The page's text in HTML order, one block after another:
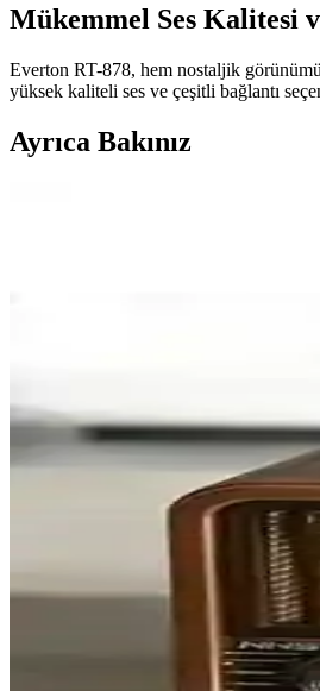
Mükemmel Ses Kalitesi
Everton RT-878, hem nostaljik
yüksek kaliteli ses ve çeşitli bağlantı
Ayrıca Bakınız
Basit İki Transistörlü TRF Radyo
İki transistörlü sınıf A amplifikatörlerle
Yüksek Performanslı
Elektronik ve iletişim alanında yüksek
Sony P26 Taşınabilir El
Sony P26 taşınabilir el radyosu,
Grundig SCN 130 Alarm ve